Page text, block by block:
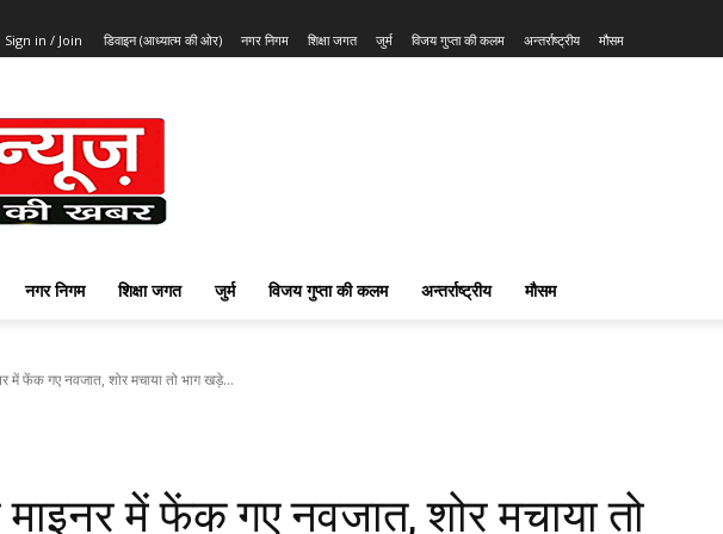
Sign in / Join डिवाइन (आध्यात्म की ओर) नगर निगम शिक्षा जगत जुर्म विजय गुप्ता की कलम अन्तर्राष्ट्रीय मौसम
नगर निगम शिक्षा जगत जुर्म विजय गुप्ता की कलम अन्तर्राष्ट्रीय मौसम
में फेंक गए नवजात, शोर मचाया तो भाग खड़े...
में फेंक गए नवजात, शोर मचाया तो